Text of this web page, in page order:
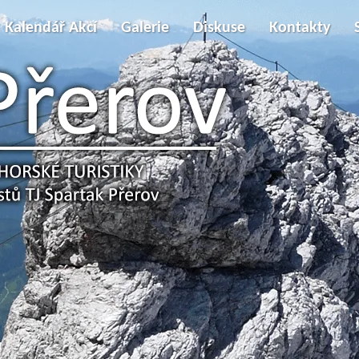
Kalendář Akcí Galerie Diskuse Kontakty